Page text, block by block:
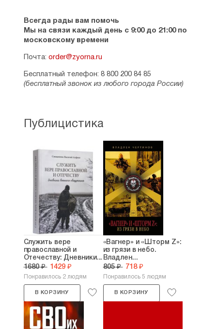
Всегда рады вам помочь
Мы на связи каждый день с 9:00 до 21:00 по
московскому времени
Почта: order@zyorna.ru
Бесплатный телефон: 8 800 200 84 85
(бесплатный звонок из любого города России)
Публицистика
Служить вере
православной и
Отечеству: Дневники...
1680 ₽ 1429 ₽
Понравилось 2 людям
В КОРЗИНУ
«Вагнер» и «Шторм Z»:
из грязи в небо.
Владлен...
805 ₽ 718 ₽
Понравилось 5 людям
В КОРЗИНУ